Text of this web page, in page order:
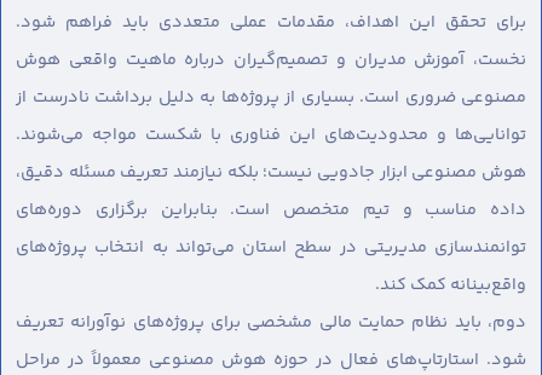
برای تحقق این اهداف، مقدمات عملی متعددی باید فراهم شود.
نخست، آموزش مدیران و تصمیم‌گیران درباره ماهیت واقعی هوش
مصنوعی ضروری است. بسیاری از پروژه‌ها به دلیل برداشت نادرست از
توانایی‌ها و محدودیت‌های این فناوری با شکست مواجه می‌شوند.
هوش مصنوعی ابزار جادویی نیست؛ بلکه نیازمند تعریف مسئله دقیق،
داده مناسب و تیم متخصص است. بنابراین برگزاری دوره‌های
توانمندسازی مدیریتی در سطح استان می‌تواند به انتخاب پروژه‌های
واقع‌بینانه کمک کند.
دوم، باید نظام حمایت مالی مشخصی برای پروژه‌های نوآورانه تعریف
شود. استارتاپ‌های فعال در حوزه هوش مصنوعی معمولاً در مراحل